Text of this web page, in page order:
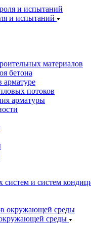
и испытаний
материалов
бетона
арматуре
потоков
арматуры
и систем
среды